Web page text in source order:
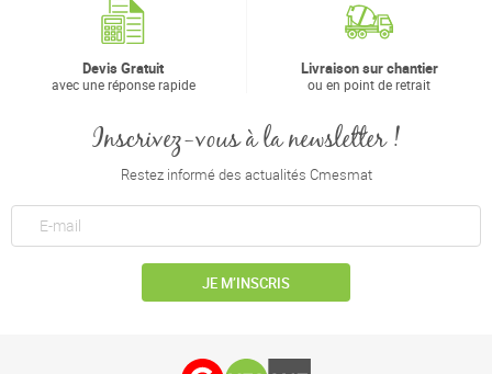
Devis Gratuit
avec une réponse rapide
Livraison sur chantier
ou en point de retrait
Inscrivez-vous à la newsletter !
Restez informé des actualités Cmesmat
JE M’INSCRIS